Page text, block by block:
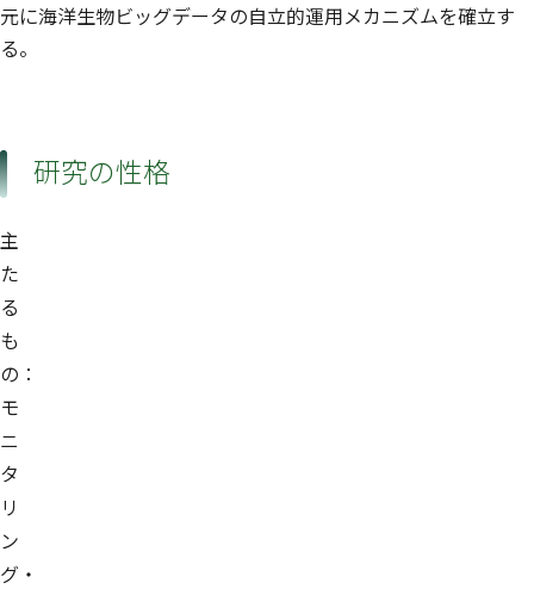
元に海洋生物ビッグデータの自立的運用メカニズムを確立す
る。
研究の性格
主
た
る
も
の：
モ
ニ
タ
リ
ン
グ・